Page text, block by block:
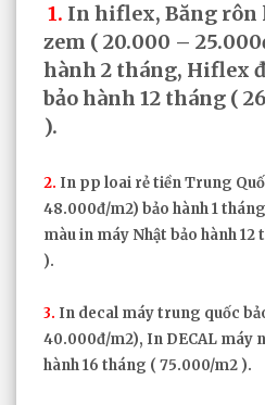
1. In hiflex, Băng rôn
zem ( 20.000 –
hành 2 tháng, Hiflex
bảo hành 12 tháng (
).
2. In pp loai rẻ tiền Trung
48.000đ/m2) bảo hành 1
màu in máy Nhật bảo hành
).
3. In decal máy trung quốc
40.000đ/m2), In DECAL máy
hành 16 tháng ( 75.000/m2 ).